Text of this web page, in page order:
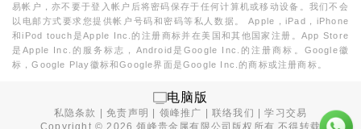
易帐户，亦不要于登入帐户后将密码保存于任何计算机或移动设备。我们不会
以电邮方式要求您提供帐户号码和密码等私人数据。 Apple，iPad，iPhone
和iPod touch是Apple Inc.的注册商标并在美国和其他国家注册。App Store
是Apple Inc.的服务标志，Android是Google Inc.的注册商标。Google徽
标，Google Play徽标和Google界面是Google Inc.的商标或注册商标。
电脑版
私隐条款 |免责声明 领峰推广 |联络我们 |学习交易
Copyright © 2026 领峰贵金属有限公司版权所有,不得转载